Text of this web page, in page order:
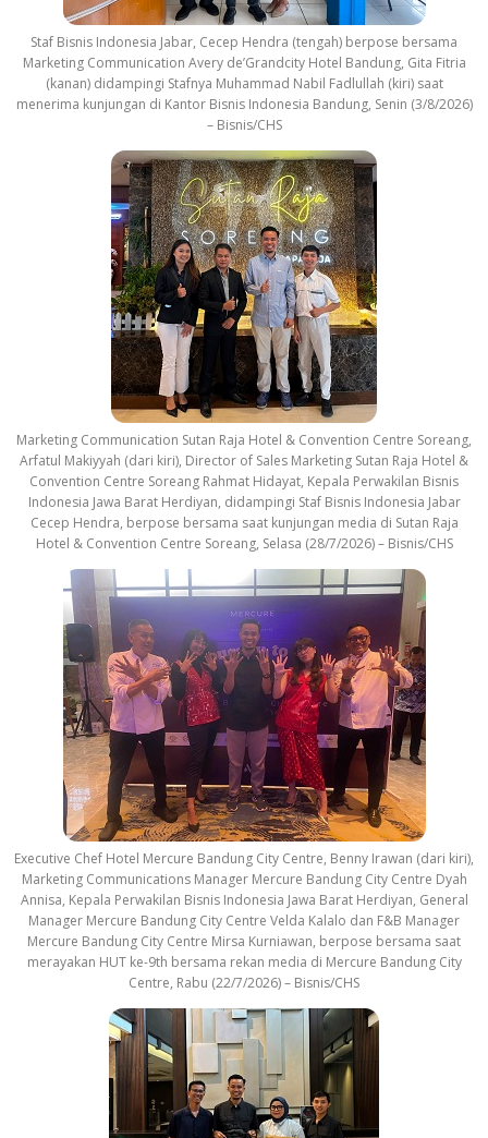
Staf Bisnis Indonesia Jabar, Cecep Hendra (tengah) berpose bersama
Marketing Communication Avery de’Grandcity Hotel Bandung, Gita Fitria
(kanan) didampingi Stafnya Muhammad Nabil Fadlullah (kiri) saat
menerima kunjungan di Kantor Bisnis Indonesia Bandung, Senin (3/8/2026)
– Bisnis/CHS
Marketing Communication Sutan Raja Hotel & Convention Centre Soreang,
Arfatul Makiyyah (dari kiri), Director of Sales Marketing Sutan Raja Hotel &
Convention Centre Soreang Rahmat Hidayat, Kepala Perwakilan Bisnis
Indonesia Jawa Barat Herdiyan, didampingi Staf Bisnis Indonesia Jabar
Cecep Hendra, berpose bersama saat kunjungan media di Sutan Raja
Hotel & Convention Centre Soreang, Selasa (28/7/2026) – Bisnis/CHS
Executive Chef Hotel Mercure Bandung City Centre, Benny Irawan (dari kiri),
Marketing Communications Manager Mercure Bandung City Centre Dyah
Annisa, Kepala Perwakilan Bisnis Indonesia Jawa Barat Herdiyan, General
Manager Mercure Bandung City Centre Velda Kalalo dan F&B Manager
Mercure Bandung City Centre Mirsa Kurniawan, berpose bersama saat
merayakan HUT ke-9th bersama rekan media di Mercure Bandung City
Centre, Rabu (22/7/2026) – Bisnis/CHS